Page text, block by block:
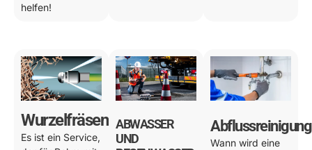
helfen!
Wurzelfräsen
Es ist ein Service,
ABWASSER
UND
Abflussreinigung
Wann wird eine